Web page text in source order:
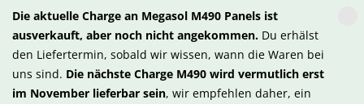
Die aktuelle Charge an Megasol M490 Panels ist
ausverkauft, aber noch nicht angekommen. Du erhälst
den Liefertermin, sobald wir wissen, wann die Waren bei
uns sind. Die nächste Charge M490 wird vermutlich erst
im November lieferbar sein, wir empfehlen daher, ein